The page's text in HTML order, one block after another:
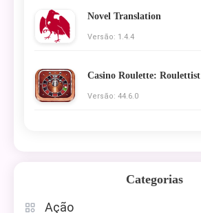
Novel Translation
Versão: 1.4.4
Casino Roulette: Roulettist
Versão: 44.6.0
Categorias
Ação